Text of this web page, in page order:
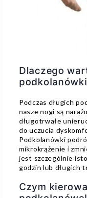
Dlaczego
Podczas długich
nasze nogi są
długotrwałe
do uczucia
Podkolanówki
mikrokrążenie i
jest szczególnie
godzin lub długich
Czym